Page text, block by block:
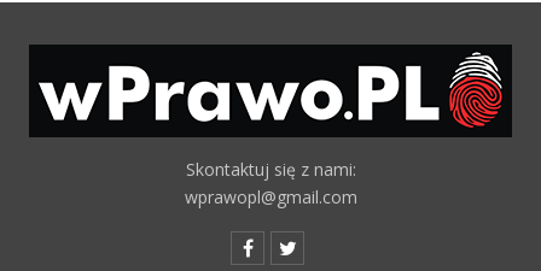
Skontaktuj się z nami:
wprawopl@gmail.com